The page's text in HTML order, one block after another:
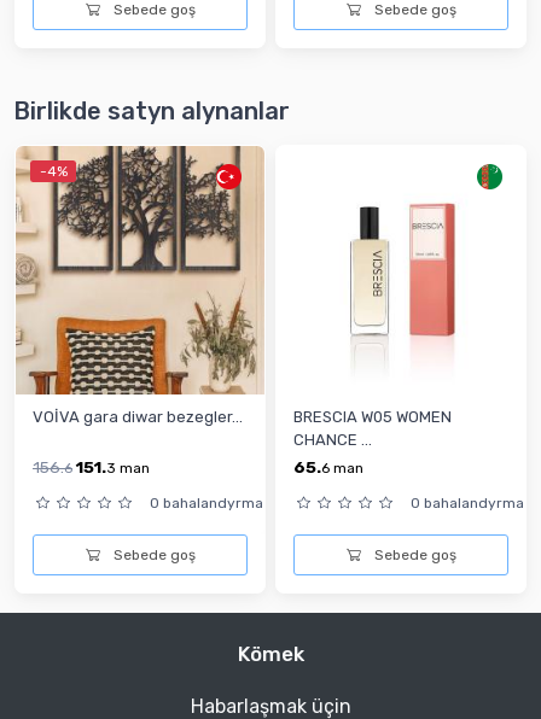
Sebede goş Sebede goş
Birlikde satyn alynanlar
-4%
VOİVA gara diwar bezegler...
156.6 151.3 man
0 bahalandyrma
Sebede goş
BRESCIA W05 WOMEN
CHANCE ...
65.6 man
0 bahalandyrma
Sebede goş
Kömek
Habarlaşmak üçin